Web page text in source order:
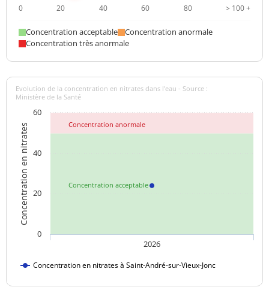
0 20 40 60 80 > 100 +
Concentration acceptable
Concentration anormale
Concentration très anormale
Concentration acceptable
Concentration anormale
Concentration en nitrates
Evolution de la concentration en nitrates dans l'eau - Source :
Ministère de la Santé
Concentration en nitrates à Saint-André-sur-Vieux-Jonc
2026
0
20
40
60